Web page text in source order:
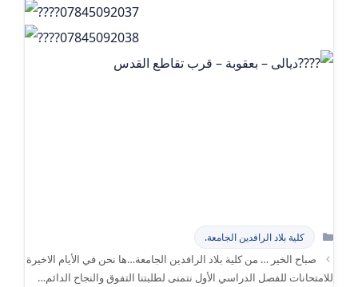
07845092037
07845092038
ديالى – بعقوبة – قرب تقاطع القدس
التصنيفات
كلية بلاد الرافدين الجامعة.
صباح الخير … من كلية بلاد الرافدين الجامعة…ها نحن في الأيام الاخيرة
للامتحانات للفصل الدراسي الأول نتمنى لطلبتنا التفوق والنجاح الدائم…